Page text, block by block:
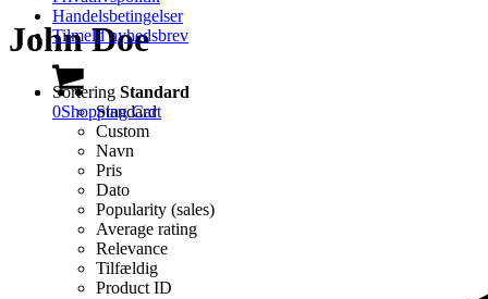
Handelsbetingelser
Tilmeld nyhedsbrev
0Shopping Cart
John Doe
Sortering Standard
Standard
Custom
Navn
Pris
Dato
Popularity (sales)
Average rating
Relevance
Tilfældig
Product ID